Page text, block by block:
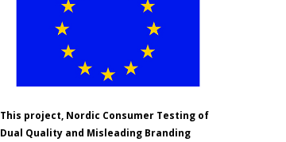
This project, Nordic Consumer Testing of
Dual Quality and Misleading Branding